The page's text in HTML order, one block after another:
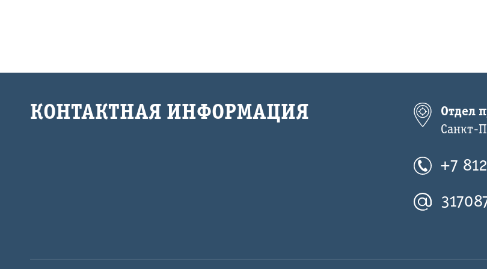
КОНТАКТНАЯ ИНФОРМАЦИЯ
Отдел
Санкт-
+7